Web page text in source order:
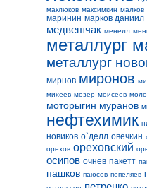
маклюков максимкин малков
маринин марков даниил
медвешчак менелл
металлург
металлург
мирнов миронов
михеев мозер моисеев
моторыгин муранов
нефтехимик
новиков о`делл овечкин
орехов ореховский
осипов очнев пакетт
пашков паюсов пепеляев